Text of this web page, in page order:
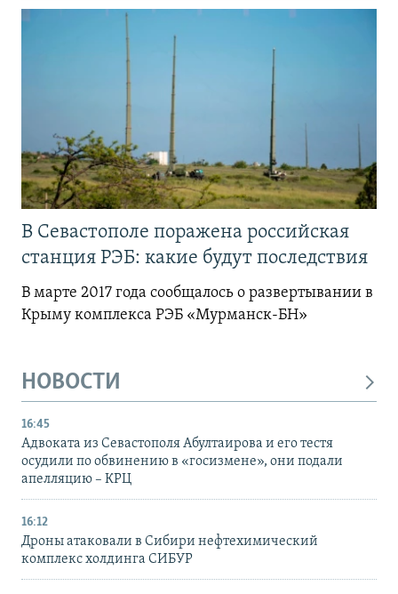
В Севастополе поражена российская
станция РЭБ: какие будут последствия
В марте 2017 года сообщалось о развертывании в
Крыму комплекса РЭБ «Мурманск-БН»
НОВОСТИ
16:45
Адвоката из Севастополя Абултаирова и его тестя
осудили по обвинению в «госизмене», они подали
апелляцию – КРЦ
16:12
Дроны атаковали в Сибири нефтехимический
комплекс холдинга СИБУР